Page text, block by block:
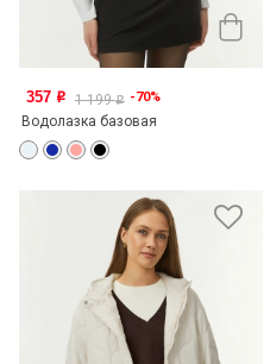
357 o 1 199o -70%
Водолазка базовая